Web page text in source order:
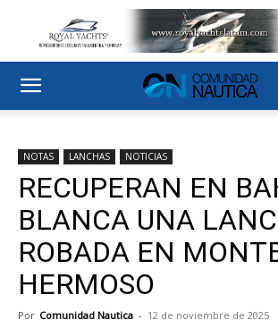
NOTAS LANCHAS NOTICIAS
RECUPERAN EN
BLANCA UNA
ROBADA EN
HERMOSO
Por Comunidad Nautica - 12 de noviembre de 2025